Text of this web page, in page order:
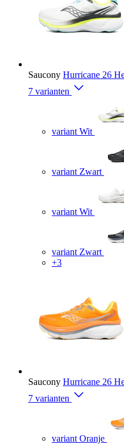
Saucony Hurricane 26
7 varianten
variant Wit
variant Zwart
variant Wit
variant Zwart
+3
Saucony Hurricane 26
7 varianten
variant Oranje